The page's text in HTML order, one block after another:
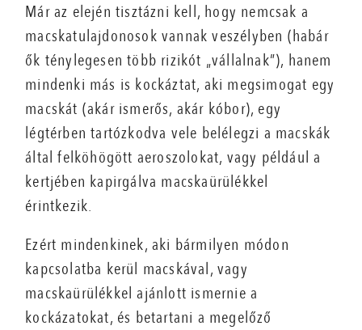
Már az elején tisztázni kell, hogy nemcsak a
macskatulajdonosok vannak veszélyben (habár
ők ténylegesen több rizikót „vállalnak”), hanem
mindenki más is kockáztat, aki megsimogat egy
macskát (akár ismerős, akár kóbor), egy
légtérben tartózkodva vele belélegzi a macskák
által felköhögött aeroszolokat, vagy például a
kertjében kapirgálva macskaürülékkel
érintkezik.
Ezért mindenkinek, aki bármilyen módon
kapcsolatba kerül macskával, vagy
macskaürülékkel ajánlott ismernie a
kockázatokat, és betartani a megelőző